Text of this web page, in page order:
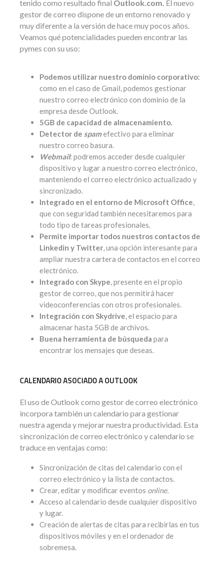
tenido como resultado final Outlook.com. El nuevo
gestor de correo dispone de un entorno renovado y
muy diferente a la versión de hace muy pocos años.
Veamos qué potencialidades pueden encontrar las
pymes con su uso:
Podemos utilizar nuestro dominio corporativo:
como en el caso de Gmail, podemos gestionar
nuestro correo electrónico con dominio de la
empresa desde Outlook.
5GB de capacidad de almacenamiento.
Detector de spamefectivo para eliminar
nuestro correo basura.
Webmail: podremos acceder desde cualquier
dispositivo y lugar a nuestro correo electrónico,
manteniendo el correo electrónico actualizado y
sincronizado.
Integrado en el entorno de Microsoft Office,
que con seguridad también necesitaremos para
todo tipo de tareas profesionales.
Permite importar todos nuestros contactos de
Linkedin y Twitter, una opción interesante para
ampliar nuestra cartera de contactos en el correo
electrónico.
Integrado con Skype, presente en el propio
gestor de correo, que nos permitirá hacer
videoconferencias con otros profesionales.
Integración con Skydrive, el espacio para
almacenar hasta 5GB de archivos.
Buena herramienta de búsqueda para
encontrar los mensajes que deseas.
CALENDARIO ASOCIADO A OUTLOOK
El uso de Outlook como gestor de correo electrónico
incorpora también un calendario para gestionar
nuestra agenda y mejorar nuestra productividad. Esta
sincronización de correo electrónico y calendario se
traduce en ventajas como:
Sincronización de citas del calendario con el
correo electrónico y la lista de contactos.
Crear, editar y modificar eventos online.
Acceso al calendario desde cualquier dispositivo
y lugar.
Creación de alertas de citas para recibirlas en tus
dispositivos móviles y en el ordenador de
sobremesa.